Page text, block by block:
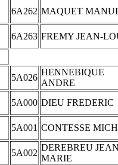
6A262 MAQUET
6A263 FREMY JEAN-
5A026
HENNEBIQUE
ANDRE
5A000 DIEU FREDERIC
5A001 CONTESSE
5A002
DEREBREU
MARIE